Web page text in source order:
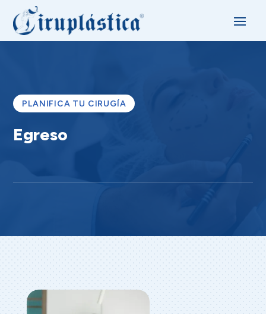
PLANIFICA TU CIRUGÍA
Egreso